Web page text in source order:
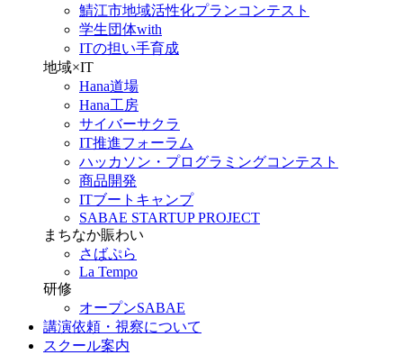
鯖江市地域活性化プランコンテスト
学生団体with
ITの担い手育成
地域×IT
Hana道場
Hana工房
サイバーサクラ
IT推進フォーラム
ハッカソン・プログラミングコンテスト
商品開発
ITブートキャンプ
SABAE STARTUP PROJECT
まちなか賑わい
さばぷら
La Tempo
研修
オープンSABAE
講演依頼・視察について
スクール案内